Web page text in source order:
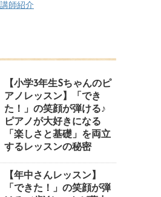
師紹介
【小学3年生Sちゃんのピ
アノレッスン】「でき
た！」の笑顔が弾ける♪
ピアノが大好きになる
「楽しさと基礎」を両立
するレッスンの秘密
【年中さんレッスン】
「できた！」の笑顔が弾